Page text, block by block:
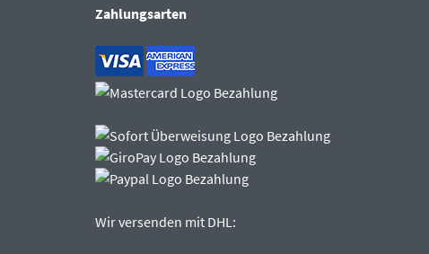
Zahlungsarten
Wir versenden mit DHL: